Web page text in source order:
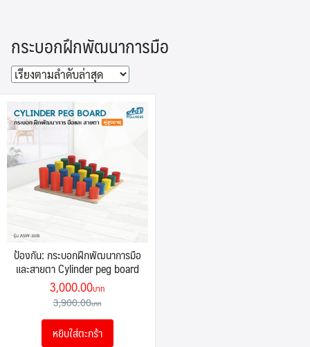
content
กระบอกฝึกพัฒนาการมือ
ป้องกัน: กระบอกฝึกพัฒนาการมือ
และสายตา Cylinder peg board
3,900.00
Original
price
was:
3,900.00฿.
3,000.00
is:
หยิบใส่ตะกร้า